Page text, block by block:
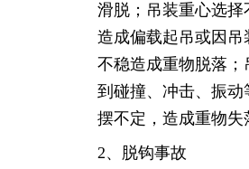
滑脱；吊装重心选择
造成偏载起吊或因吊
不稳造成重物脱落；
到碰撞、冲击、振动
摆不定，造成重物失
2、脱钩事故